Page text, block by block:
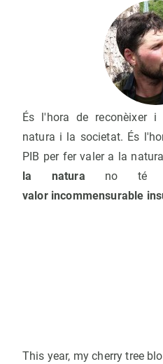
És l'hora de reconèixer i
natura i la societat. És
PIB per fer valer a la
la natura no té
valor incommensurable
This year, my cherry tree